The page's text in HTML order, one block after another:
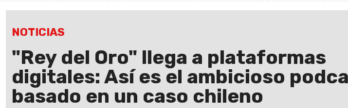
NOTICIAS
"Rey del Oro" llega a plataformas
digitales: Así es el ambicioso
basado en un caso chileno